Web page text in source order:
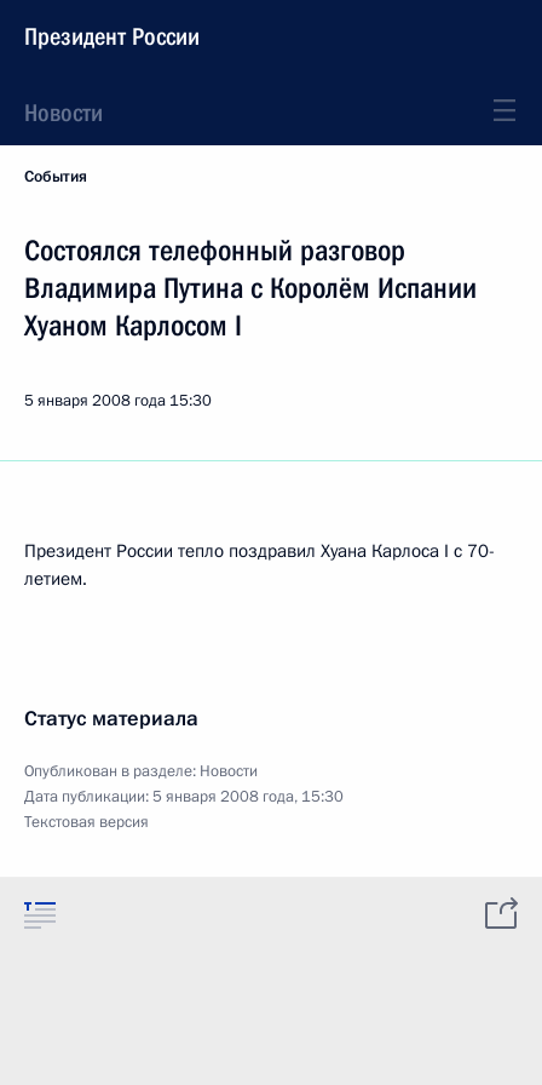
Президент России
Новости
События
Состоялся телефонный разговор
Владимира Путина с Королём Испании
Хуаном Карлосом I
5 января 2008 года 15:30
Президент России тепло поздравил Хуана Карлоса I с 70-
летием.
Статус материала
Опубликован в разделе: Новости
Дата публикации:5 января 2008 года, 15:30
Текстовая версия